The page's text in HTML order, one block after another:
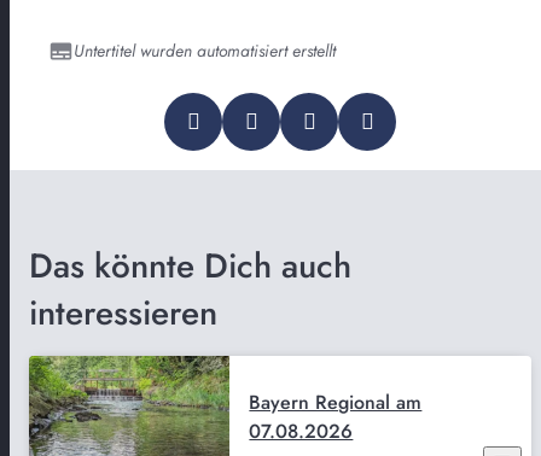
Untertitel wurden automatisiert erstellt
Das könnte Dich auch
interessieren
Bayern Regional am
07.08.2026